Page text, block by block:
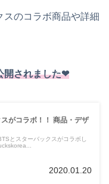
のコラボ商品や詳細
開されました❤︎
がコラボ！！ 商品・デザ
とスターバックスがコラボし
2020.01.20